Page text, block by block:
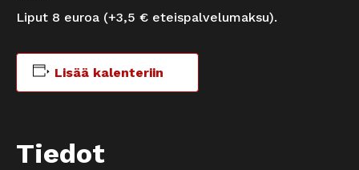
Liput 8 euroa (+3,5 € eteispalvelumaksu).
Lisää kalenteriin
Tiedot